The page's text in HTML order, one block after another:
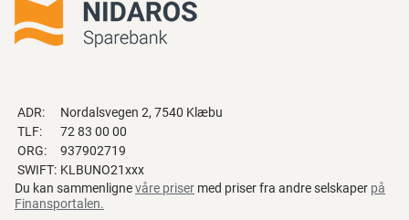
ADR:
Nordalsvegen 2, 7540 Klæbu
TLF:
72 83 00 00
ORG:
937902719
SWIFT: KLBUNO21xxx
Du kan sammenlignevåre priser med priser fra andre selskaper på
Finansportalen.